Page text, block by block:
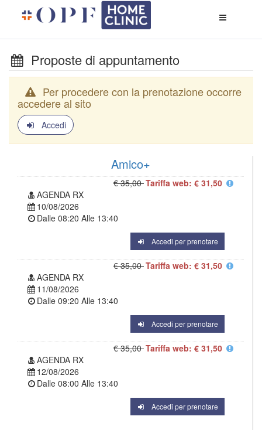
di
Proposte di appuntamento
Per procedere con la prenotazione occorre
accedere al sito
Accedi
Amico+
€ 35,00Tariffa web: € 31,50
AGENDA RX
10/08/2026
Dalle 08:20 Alle 13:40
Accedi per prenotare
€ 35,00Tariffa web: € 31,50
AGENDA RX
11/08/2026
Dalle 09:20 Alle 13:40
Accedi per prenotare
€ 35,00Tariffa web: € 31,50
AGENDA RX
12/08/2026
Dalle 08:00 Alle 13:40
Accedi per prenotare